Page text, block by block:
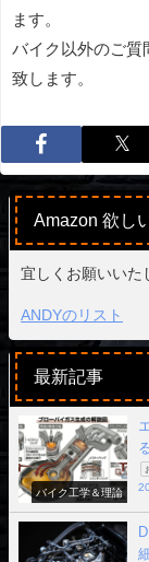
ます。
バイク以外のご質
致します。
Amazon 欲し
宜しくお願いいた
ANDYのリスト
最新記事
バイク工学＆理論